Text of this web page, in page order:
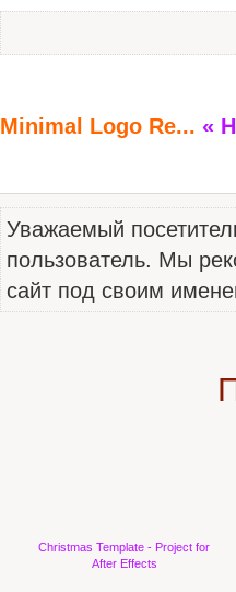
Minimal Logo Re... «
Уважаемый
пользователь. Мы
сайт под своим
Christmas Template - Project for
After Effects